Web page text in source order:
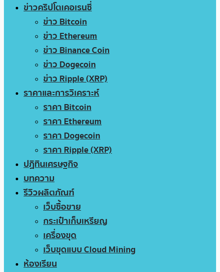
ข่าวคริปโตเคอเรนซี่
ข่าว Bitcoin
ข่าว Ethereum
ข่าว Binance Coin
ข่าว Dogecoin
ข่าว Ripple (XRP)
ราคาและการวิเคราะห์
ราคา Bitcoin
ราคา Ethereum
ราคา Dogecoin
ราคา Ripple (XRP)
ปฏิทินเศรษฐกิจ
บทความ
รีวิวผลิตภัณฑ์
เว็บซื้อขาย
กระเป๋าเก็บเหรียญ
เครื่องขุด
เว็บขุดแบบ Cloud Mining
ห้องเรียน